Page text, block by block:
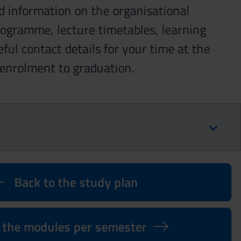
information on the organisational
lecture timetables, learning
contact details for your time at the
to graduation.
Back to the study plan
modules per semester